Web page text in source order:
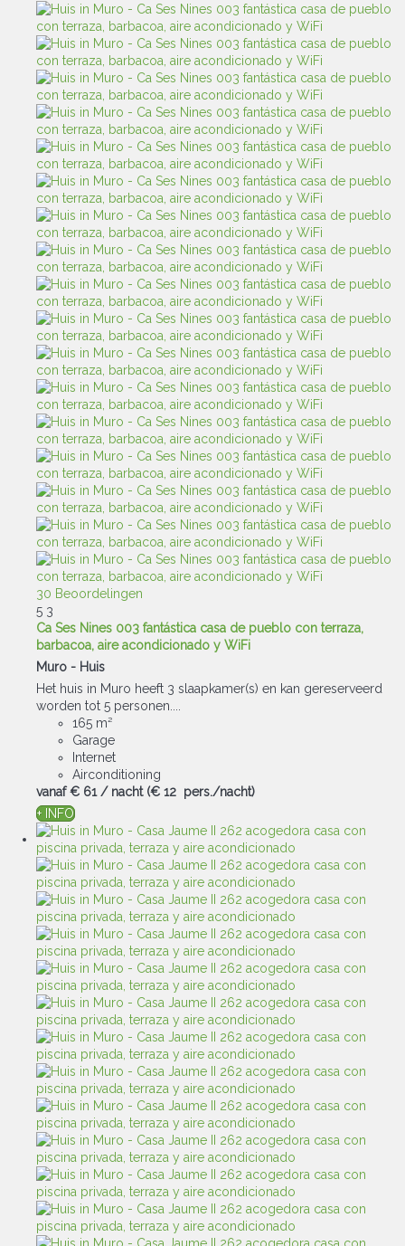
30 Beoordelingen
5 3
Ca Ses Nines 003 fantástica casa de pueblo con terraza,
barbacoa, aire acondicionado y WiFi
Muro - Huis
Het huis in Muro heeft 3 slaapkamer(s) en kan gereserveerd
worden tot 5 personen....
165 m²
Garage
Internet
Airconditioning
vanaf € 61 / nacht (€ 12 pers./nacht)
+ INFO